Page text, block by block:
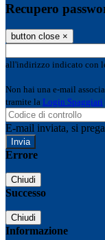
Recupero
button close ×
all'indirizzo indicato con
Non hai una e-mail
tramite la Login Spaggiari
E-mail inviata, si
Errore
Chiudi
Successo
Chiudi
Informazione